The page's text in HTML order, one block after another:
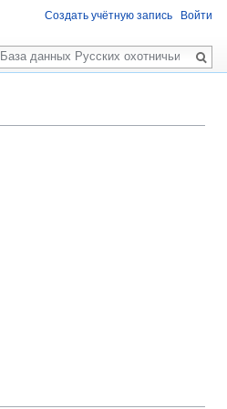
Создать учётную запись Войти